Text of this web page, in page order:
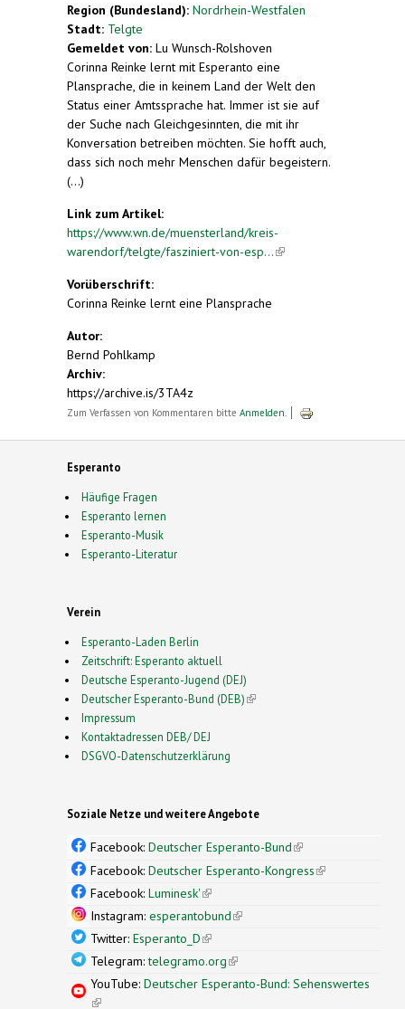
Region (Bundesland): Nordrhein-Westfalen
Stadt: Telgte
Gemeldet von: Lu Wunsch-Rolshoven
Corinna Reinke lernt mit Esperanto eine
Plansprache, die in keinem Land der Welt den
Status einer Amtssprache hat. Immer ist sie auf
der Suche nach Gleichgesinnten, die mit ihr
Konversation betreiben möchten. Sie hofft auch,
dass sich noch mehr Menschen dafür begeistern.
(...)
Link zum Artikel:
https://www.wn.de/muensterland/kreis-
warendorf/telgte/fasziniert-von-esp...(link is
Vorüberschrift:
Corinna Reinke lernt eine Plansprache
Autor:
Bernd Pohlkamp
Archiv:
https://archive.is/3TA4z
Zum Verfassen von Kommentaren bitte Anmelden
Esperanto
Häufige Fragen
Esperanto lernen
Esperanto-Musik
Esperanto-Literatur
Verein
Esperanto-Laden Berlin
Zeitschrift: Esperanto aktuell
Deutsche Esperanto-Jugend (DEJ)
Deutscher Esperanto-Bund (DEB)(link is external)
Impressum
Kontaktadressen DEB/ DEJ
DSGVO-Datenschutzerklärung
Soziale Netze und weitere Angebote
Facebook: Deutscher Esperanto-Bund(link is
external)
Facebook: Deutscher Esperanto-Kongress(link is
Facebook: Luminesk'(link is external)
Instagram: esperantobund(link is external)
Twitter: Esperanto_D(link is external)
Telegram:telegramo.org(link is external)
YouTube: Deutscher Esperanto-Bund: Sehenswertes
(link is external)